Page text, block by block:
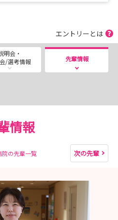
19日（土）10月3日（土）10
11月21日（土）12月5日
ページよりご予約下さい
。2028年度の日程は冬頃に
育」×「私を彩るプライベー
ワークで築く安心の第一歩◆
エントリーとは
明会・
/選考情報
先輩情報
情報
院の先輩一覧 次の先輩